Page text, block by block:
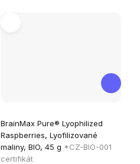
BrainMax Pure® Lyophilized
Raspberries, Lyofilizované
maliny, BIO, 45 g *CZ-BIO-001
certifikát
hodnocení
produktu
je